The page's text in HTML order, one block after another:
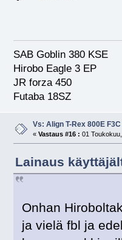
SAB Goblin 380 KSE
Hirobo Eagle 3 EP
JR forza 450
Futaba 18SZ
Vs: Align T-Rex 800E F3C
« Vastaus #16 : 01
Lainaus
Onhan
ja vielä fbl ja